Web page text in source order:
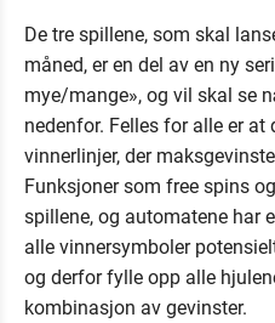
De tre spillene, som skal
måned, er en del av en ny
mye/mange», og vil skal se
nedenfor. Felles for alle er
vinnerlinjer, der
Funksjoner som free spins
spillene, og automatene har
alle vinnersymboler
og derfor fylle opp alle
kombinasjon av gevinster.